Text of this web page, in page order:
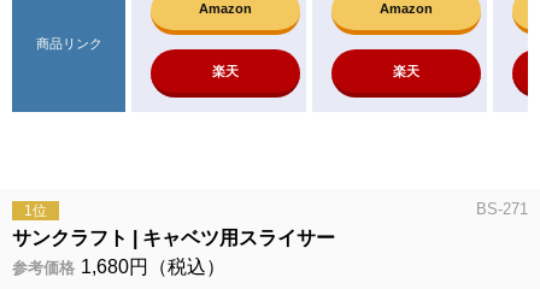
商品リンク
Amazon
楽天
Amazon
楽天
1位
サンクラフト キャベツ用スライサー
BS-271
参考価格 1,680円（税込）